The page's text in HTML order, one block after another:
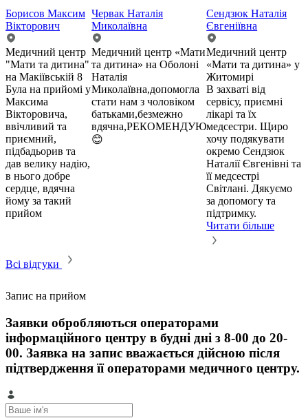
Борисов Максим
Вікторович
Медичний центр
"Мати та дитина"
на Макіївській 8
Була на прийомі у
Максима
Вікторовича,
ввічливий та
приємний,
підбадьорив та
дав велику надію,
в нього добре
сердце, вдячна
йому за такий
прийом
Червак Наталія
Миколаївна
Медичний центр «Мати
та дитина» на Оболоні
Наталія
Миколаївна,допомогла
стати нам з чоловіком
батьками,безмежно
вдячна,РЕКОМЕНДУЮ
😊
Сендзюк Наталія
Євгеніївна
Медичний центр
«Мати та дитина» у
Житомирі
В захваті від
сервісу, приємні
лікарі та їх
медсестри. Щиро
хочу подякувати
окремо Сендзюк
Наталії Євгенівні та
її медсестрі
Світлані. Дякуємо
за допомогу та
підтримку.
Читати більше
Всі відгуки
Запис на прийом
Заявки обробляються операторами
інформаційного центру в будні дні з 8-00 до 20-
00. Заявка на запис вважається дійсною після
підтвердження її операторами медичного центру.